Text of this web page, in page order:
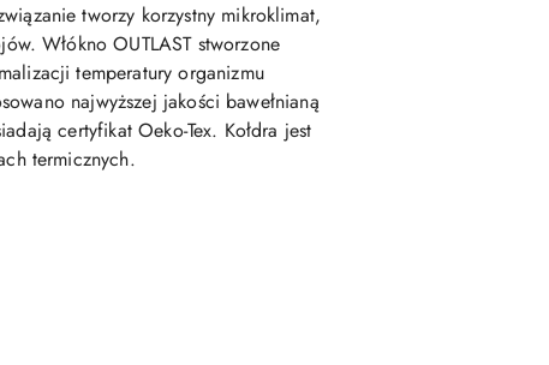
tworzy korzystny mikroklimat,
Włókno OUTLAST stworzone
temperatury organizmu
najwyższej jakości bawełnianą
certyfikat Oeko-Tex. Kołdra jest
termicznych.